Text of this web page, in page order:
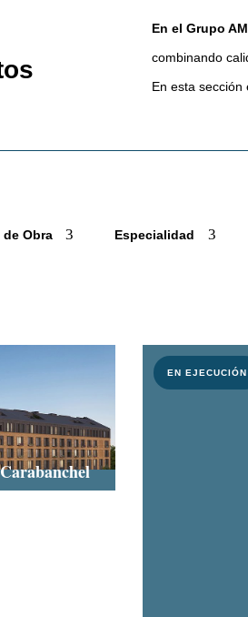
En el Grupo
combinando
En esta
Obra Especialidad
EN EJECUCIÓN